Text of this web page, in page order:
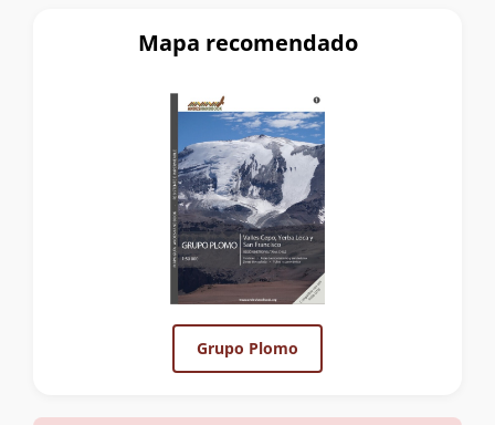
Mapa recomendado
Grupo Plomo